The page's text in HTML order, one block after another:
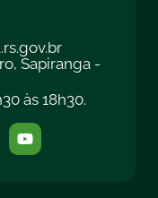
Sapiranga -
às 18h30.